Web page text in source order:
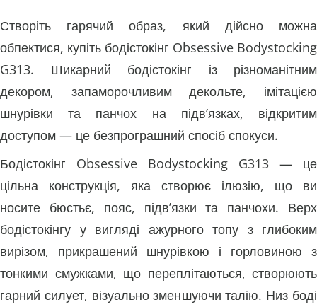
Створіть гарячий образ, який дійсно можна
обпектися, купіть бодістокінг Obsessive Bodystocking
G313. Шикарний бодістокінг із різноманітним
декором, запаморочливим декольте, імітацією
шнурівки та панчох на підв’язках, відкритим
доступом — це безпрограшний спосіб спокуси.
Бодістокінг Obsessive Bodystocking G313 — це
цільна конструкція, яка створює ілюзію, що ви
носите бюстьє, пояс, підв’язки та панчохи. Верх
бодістокінгу у вигляді ажурного топу з глибоким
вирізом, прикрашений шнурівкою і горловиною з
тонкими смужками, що переплітаються, створюють
гарний силует, візуально зменшуючи талію. Низ боді